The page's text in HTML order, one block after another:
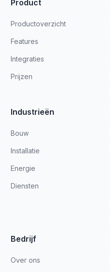
Product
Productoverzicht
Features
Integraties
Prijzen
Industrieën
Bouw
Installatie
Energie
Diensten
Bedrijf
Over ons